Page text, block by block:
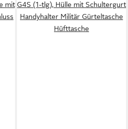
mit G4S (1-tlg), Hülle mit Schultergurt
Handyhalter Militär Gürteltasche
Hüfttasche